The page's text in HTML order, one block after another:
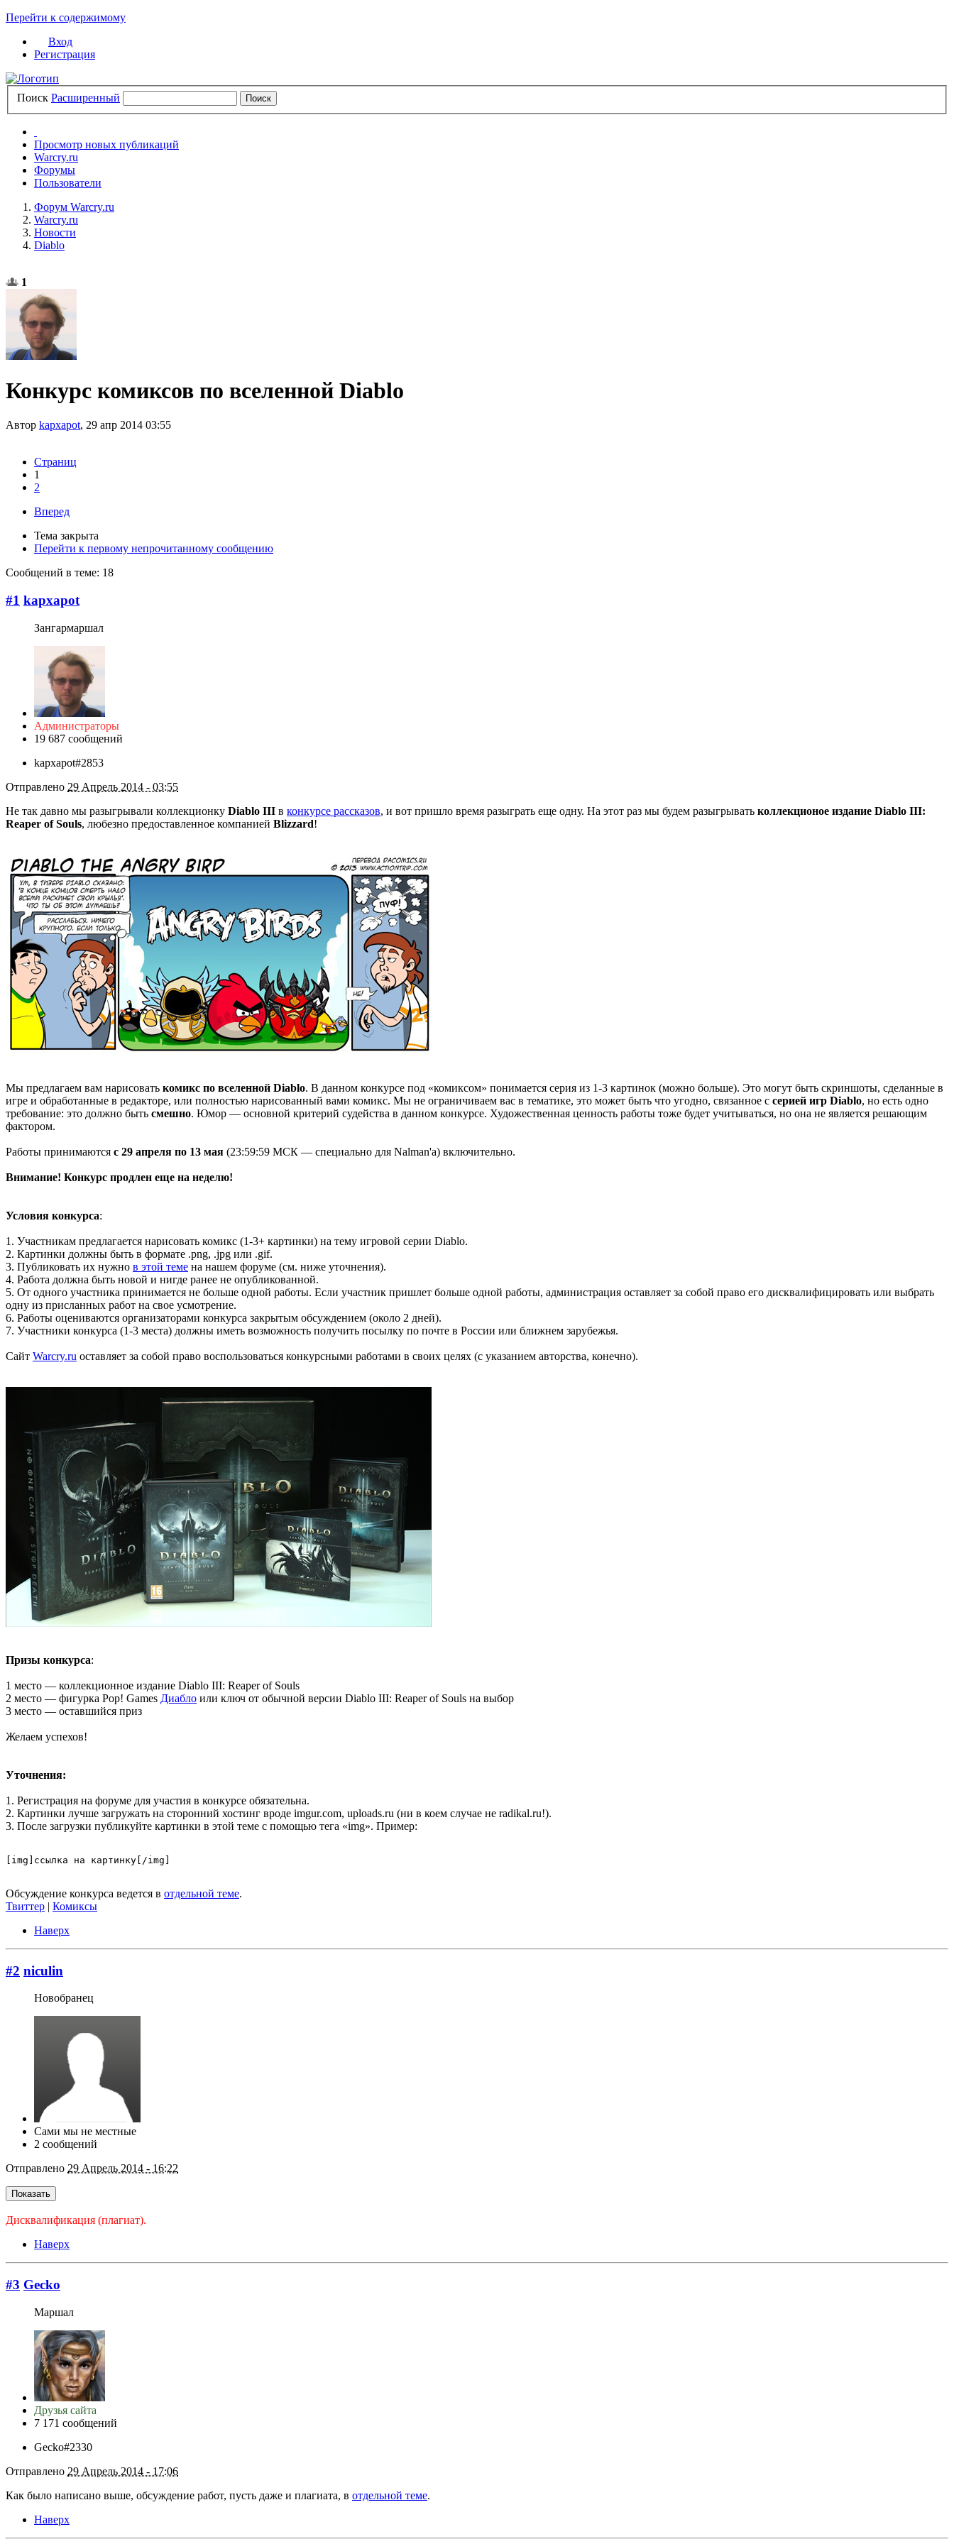
Перейти к содержимому
Вход
Регистрация
Поиск Расширенный
Просмотр новых публикаций
Warcry.ru
Форумы
Пользователи
Форум Warcry.ru
Warcry.ru
Новости
Diablo
1
Конкурс комиксов по вселенной Diablo
Автор kapxapot, 29 апр 2014 03:55
Страниц
1
2
Вперед
Тема закрыта
Перейти к первому непрочитанному сообщению
Сообщений в теме: 18
#1 kapxapot
Зангармаршал
Администраторы
19 687 сообщений
kapxapot#2853
Отправлено 29 Апрель 2014 - 03:55
Не так давно мы разыгрывали коллекционку Diablo III в конкурсе рассказов, и вот пришло время разыграть еще одну. На этот раз мы будем разыгрывать коллекционое издание Diablo III:
Reaper of Souls, любезно предоставленное компанией Blizzard!
Мы предлагаем вам нарисовать комикс по вселенной Diablo. В данном конкурсе под «комиксом» понимается серия из 1-3 картинок (можно больше). Это могут быть скриншоты, сделанные в
игре и обработанные в редакторе, или полностью нарисованный вами комикс. Мы не ограничиваем вас в тематике, это может быть что угодно, связанное с серией игр Diablo, но есть одно
требование: это должно быть смешно. Юмор — основной критерий судейства в данном конкурсе. Художественная ценность работы тоже будет учитываться, но она не является решающим
фактором.
Работы принимаются с 29 апреля по 13 мая (23:59:59 МСК — специально для Nalman'а) включительно.
Внимание! Конкурс продлен еще на неделю!
Условия конкурса:
1. Участникам предлагается нарисовать комикс (1-3+ картинки) на тему игровой серии Diablo.
2. Картинки должны быть в формате .png, .jpg или .gif.
3. Публиковать их нужно в этой теме на нашем форуме (см. ниже уточнения).
4. Работа должна быть новой и нигде ранее не опубликованной.
5. От одного участника принимается не больше одной работы. Если участник пришлет больше одной работы, администрация оставляет за собой право его дисквалифицировать или выбрать
одну из присланных работ на свое усмотрение.
6. Работы оцениваются организаторами конкурса закрытым обсуждением (около 2 дней).
7. Участники конкурса (1-3 места) должны иметь возможность получить посылку по почте в России или ближнем зарубежья.
Сайт Warcry.ru оставляет за собой право воспользоваться конкурсными работами в своих целях (с указанием авторства, конечно).
Призы конкурса:
1 место — коллекционное издание Diablo III: Reaper of Souls
2 место — фигурка Pop! Games Диабло или ключ от обычной версии Diablo III: Reaper of Souls на выбор
3 место — оставшийся приз
Желаем успехов!
Уточнения:
1. Регистрация на форуме для участия в конкурсе обязательна.
2. Картинки лучше загружать на сторонний хостинг вроде imgur.com, uploads.ru (ни в коем случае не radikal.ru!).
3. После загрузки публикуйте картинки в этой теме с помощью тега «img». Пример:
[img]ссылка на картинку[/img]
Обсуждение конкурса ведется в отдельной теме.
Твиттер | Комиксы
Наверх
#2 niculin
Новобранец
Сами мы не местные
2 сообщений
Отправлено 29 Апрель 2014 - 16:22
Дисквалификация (плагиат).
Наверх
#3 Gecko
Маршал
Друзья сайта
7 171 сообщений
Gecko#2330
Отправлено 29 Апрель 2014 - 17:06
Как было написано выше, обсуждение работ, пусть даже и плагиата, в отдельной теме.
Наверх